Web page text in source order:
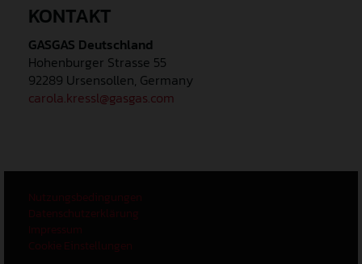
KONTAKT
GASGAS Deutschland
Hohenburger Strasse 55
92289 Ursensollen, Germany
carola.kressl@gasgas.com
Nutzungsbedingungen
Datenschutzerklärung
Impressum
Cookie Einstellungen